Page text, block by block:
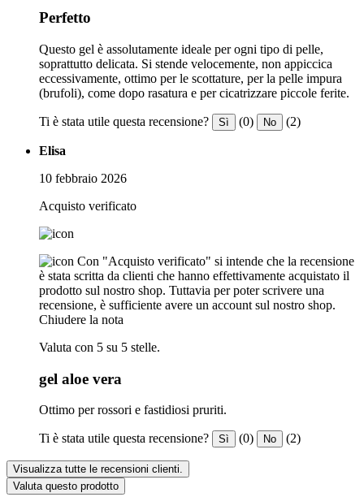
Perfetto
Questo gel è assolutamente ideale per ogni tipo di pelle,
soprattutto delicata. Si stende velocemente, non appiccica
eccessivamente, ottimo per le scottature, per la pelle impura
(brufoli), come dopo rasatura e per cicatrizzare piccole ferite.
Ti è stata utile questa recensione? Sì (0) No (2)
Elisa
10 febbraio 2026
Acquisto verificato
Con "Acquisto verificato" si intende che la recensione
è stata scritta da clienti che hanno effettivamente acquistato il
prodotto sul nostro shop. Tuttavia per poter scrivere una
recensione, è sufficiente avere un account sul nostro shop.
Chiudere la nota
Valuta con 5 su 5 stelle.
gel aloe vera
Ottimo per rossori e fastidiosi pruriti.
Ti è stata utile questa recensione? Sì (0) No (2)
Visualizza tutte le recensioni clienti.
Valuta questo prodotto